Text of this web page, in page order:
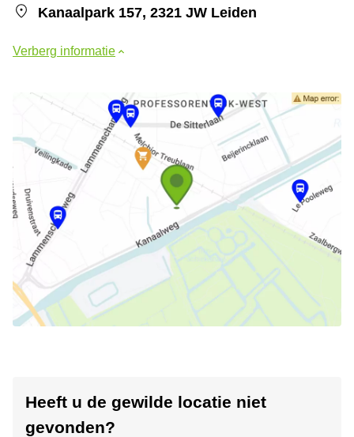
Kanaalpark 157, 2321 JW Leiden
Verberg informatie
Heeft u de gewilde locatie niet
gevonden?